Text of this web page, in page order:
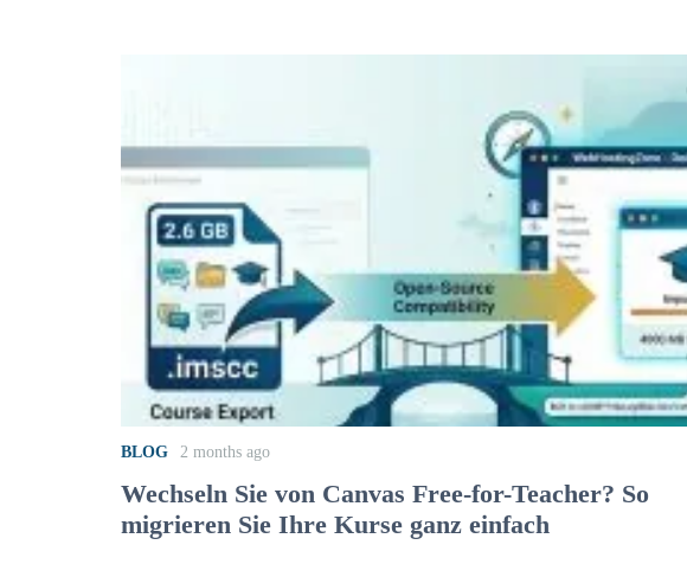
BLOG 2 months ago
Wechseln Sie von Canvas Free-for-Teacher? So
migrieren Sie Ihre Kurse ganz einfach